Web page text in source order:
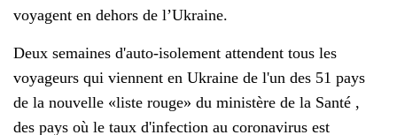
voyagent en dehors de l’Ukraine.
Deux semaines d'auto-isolement attendent tous les
voyageurs qui viennent en Ukraine de l'un des 51 pays
de la nouvelle «liste rouge» du ministère de la Santé ,
des pays où le taux d'infection au coronavirus est